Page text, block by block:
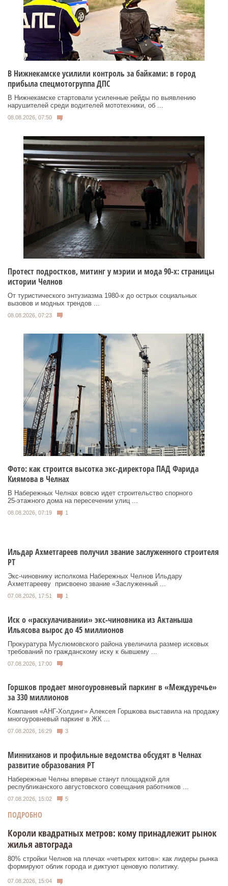
В Нижнекамске усилили контроль за байками: в город
прибыла спецмотогруппа ДПС
В Нижнекамске стартовали усиленные рейды по выявлению
нарушителей среди водителей мототехники, об ...
08.08.2026, 07:50
Протест подростков, митинг у мэрии и мода 90-х: страницы
истории Челнов
От туристического энтузиазма 1980‑х до острых социальных
вызовов и модных трендов ...
08.08.2026, 07:23
Фото: как строится высотка экс-директора ПАД Фарида
Киямова в Челнах
В Набережных Челнах вовсю идет строительство спорного
25‑этажного дома на пересечении улиц ...
08.08.2026, 07:19 1
Ильдар Ахметгареев получил звание заслуженного строителя
РТ
Экс‑чиновнику исполкома Набережных Челнов Ильдару
Ахметгарееву присвоено звание «Заслуженный ...
07.08.2026, 17:51 1
Иск о «раскулачивании» экс-чиновника из Актаныша
Ильясова вырос до 45 миллионов
Прокуратура Муслюмовского района увеличила размер исковых
требований по гражданскому иску к бывшему ...
07.08.2026, 17:00
Горшков продает многоуровневый паркинг в «Междуречье»
за 330 миллионов
Компания «АНГ-Холдинг» Алексея Горшкова выставила на продажу
многоуровневый паркинг в ЖК ...
07.08.2026, 16:29 3
Минниханов и профильные ведомства обсудят в Челнах
развитие образования РТ
Набережные Челны впервые станут площадкой для
республиканского августовского совещания работников ...
07.08.2026, 15:02 5
ПОДРОБНО
Короли квадратных метров: кому принадлежит рынок
жилья автограда
80% стройки Челнов на плечах «четырех китов»: как лидеры рынка
формируют облик города и диктуют ценовую политику.
07.08.2026, 15:04